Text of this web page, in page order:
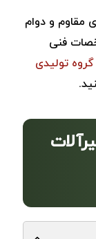
مقاوم و دوام
فنی
تولیدی